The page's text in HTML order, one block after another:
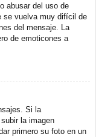
abusar del uso de
se vuelva muy difícil de
del mensaje. La
de emoticones a
Si la
la imagen
primero su foto en un